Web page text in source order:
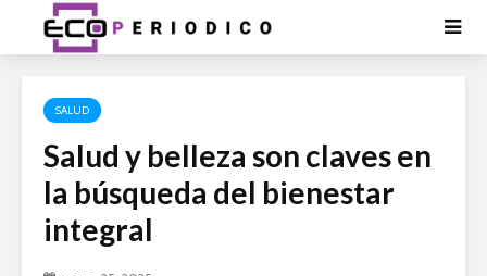
SALUD
Salud y belleza son claves en
la búsqueda del bienestar
integral